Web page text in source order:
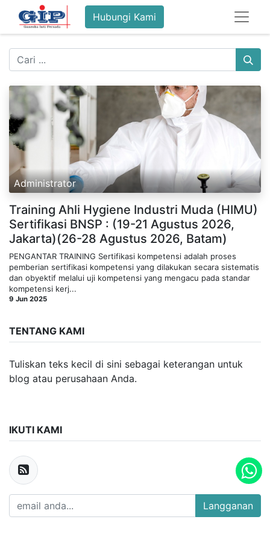
Hubungi Kami
Administrator
Training Ahli Hygiene Industri Muda (HIMU)
Sertifikasi BNSP : (19-21 Agustus 2026,
Jakarta)(26-28 Agustus 2026, Batam)
PENGANTAR TRAIN​ING Sertifikasi kompetensi adalah proses
pemberian sertifikasi kompetensi yang dilakukan secara sistematis
dan obyektif melalui uji kompetensi yang mengacu pada standar
kompetensi kerj...
9 Jun 2025
TENTANG KAMI
Tuliskan teks kecil di sini sebagai keterangan untuk
blog atau perusahaan Anda.
IKUTI KAMI
Langganan